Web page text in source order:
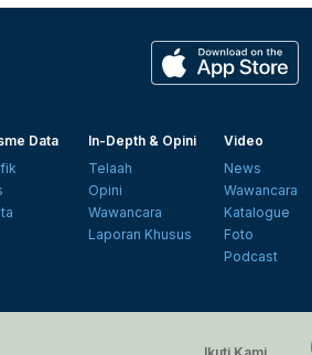
Data
In-Depth & Opini
Telaah
Opini
Wawancara
Laporan Khusus
Video
News
Wawancara
Katalogue
Foto
Podcast